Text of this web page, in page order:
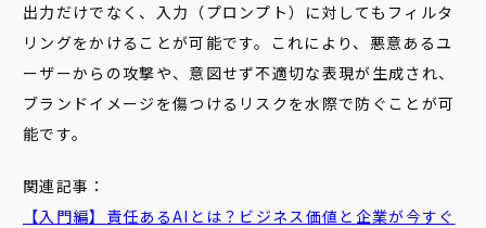
出力だけでなく、入力（プロンプト）に対してもフィルタ
リングをかけることが可能です。これにより、悪意あるユ
ーザーからの攻撃や、意図せず不適切な表現が生成され、
ブランドイメージを傷つけるリスクを水際で防ぐことが可
能です。
関連記事：
【入門編】責任あるAIとは？ビジネス価値と企業が今すぐ